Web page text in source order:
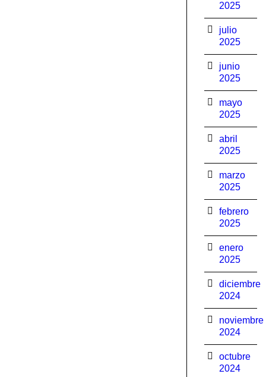
2025
julio
2025
junio
2025
mayo
2025
abril
2025
marzo
2025
febrero
2025
enero
2025
diciembre
2024
noviembre
2024
octubre
2024